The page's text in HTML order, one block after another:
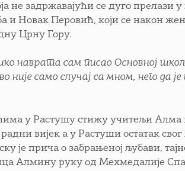
не задржавајући се дуго
и Новак Перовић, који се након
Црну Гору.
наврата сам писао Основној
није само случај са мном, него да
у Растушу стижу учитељи
вијек а у Растуши остатак
је прича о забрањеној љубави,
Алмину руку од Мехмедалије